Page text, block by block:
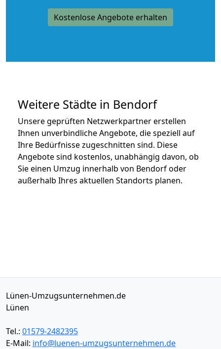
Kostenlose Angebote erhalten
Weitere Städte in Bendorf
Unsere geprüften Netzwerkpartner erstellen
Ihnen unverbindliche Angebote, die speziell auf
Ihre Bedürfnisse zugeschnitten sind. Diese
Angebote sind kostenlos, unabhängig davon, ob
Sie einen Umzug innerhalb von Bendorf oder
außerhalb Ihres aktuellen Standorts planen.
Lünen-Umzugsunternehmen.de
Lünen
Tel.: 01579-2482395
E-Mail: info@luenen-umzugsunternehmen.de